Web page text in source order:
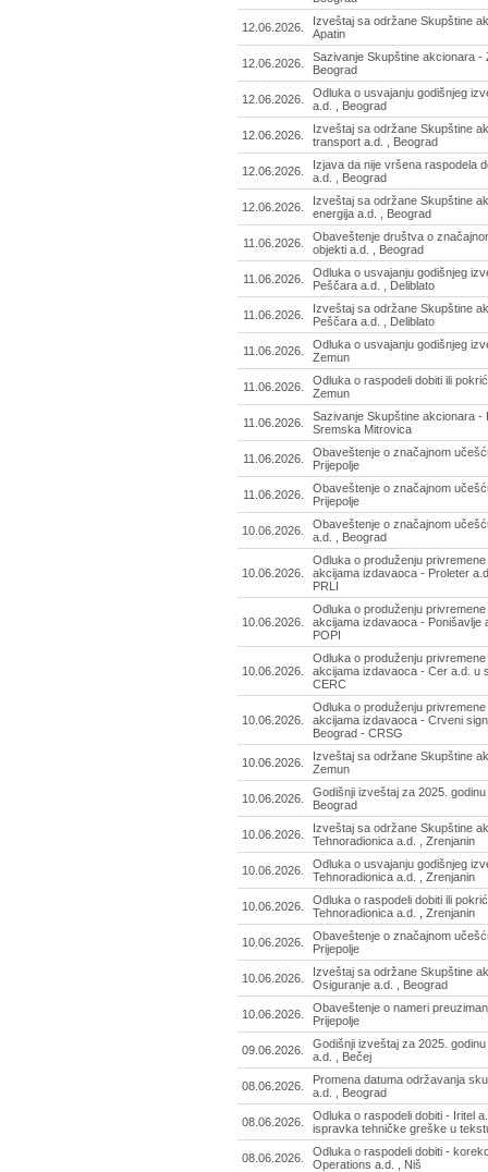
12.06.2026.
Izveštaj sa održane Skupštine
Apatin
12.06.2026.
Sazivanje Skupštine akcionara -
Beograd
12.06.2026.
Odluka o usvajanju godišnjeg
a.d. , Beograd
12.06.2026.
Izveštaj sa održane Skupštine
transport a.d. , Beograd
12.06.2026.
Izjava da nije vršena raspodela
a.d. , Beograd
12.06.2026.
Izveštaj sa održane Skupštine
energija a.d. , Beograd
11.06.2026.
Obaveštenje društva o
objekti a.d. , Beograd
11.06.2026.
Odluka o usvajanju godišnjeg
Peščara a.d. , Deliblato
11.06.2026.
Izveštaj sa održane Skupštine
Peščara a.d. , Deliblato
11.06.2026.
Odluka o usvajanju godišnjeg
Zemun
11.06.2026.
Odluka o raspodeli dobiti ili
Zemun
11.06.2026.
Sazivanje Skupštine akcionara -
Sremska Mitrovica
11.06.2026.
Obaveštenje o značajnom
Prijepolje
11.06.2026.
Obaveštenje o značajnom
Prijepolje
10.06.2026.
Obaveštenje o značajnom
a.d. , Beograd
10.06.2026.
Odluka o produženju
akcijama izdavaoca - Proleter
PRLI
10.06.2026.
Odluka o produženju
akcijama izdavaoca - Ponišavlje
POPI
10.06.2026.
Odluka o produženju
akcijama izdavaoca - Cer a.d. u
CERC
10.06.2026.
Odluka o produženju
akcijama izdavaoca - Crveni
Beograd - CRSG
10.06.2026.
Izveštaj sa održane Skupštine
Zemun
10.06.2026.
Godišnji izveštaj za 2025.
Beograd
10.06.2026.
Izveštaj sa održane Skupštine
Tehnoradionica a.d. , Zrenjanin
10.06.2026.
Odluka o usvajanju godišnjeg
Tehnoradionica a.d. , Zrenjanin
10.06.2026.
Odluka o raspodeli dobiti ili
Tehnoradionica a.d. , Zrenjanin
10.06.2026.
Obaveštenje o značajnom
Prijepolje
10.06.2026.
Izveštaj sa održane Skupštine
Osiguranje a.d. , Beograd
10.06.2026.
Obaveštenje o nameri
Prijepolje
09.06.2026.
Godišnji izveštaj za 2025.
a.d. , Bečej
08.06.2026.
Promena datuma održavanja
a.d. , Beograd
08.06.2026.
Odluka o raspodeli dobiti - Iritel
ispravka tehničke greške u
08.06.2026.
Odluka o raspodeli dobiti -
Operations a.d. , Niš